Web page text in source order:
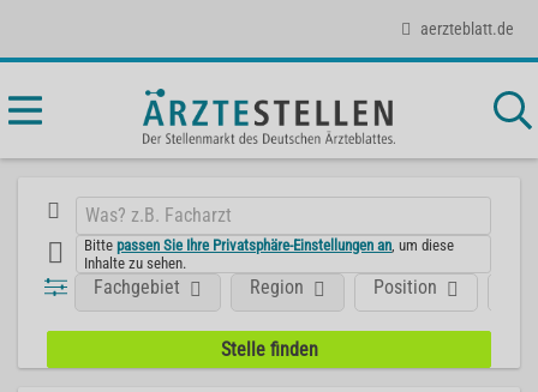
aerzteblatt.de
Bittepassen Sie Ihre Privatsphäre-Einstellungen an , um diese
Inhalte zu sehen.
Position
Fachgebiet Region